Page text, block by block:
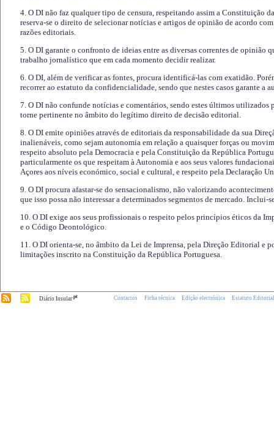
4. O DI não faz qualquer tipo de censura, respeitando assim a Constituição
reserva-se o direito de selecionar notícias e artigos de opinião de acordo
razões editoriais.
5. O DI garante o confronto de ideias entre as diversas correntes de opinião
trabalho jornalístico que em cada momento decidir realizar.
6. O DI, além de verificar as fontes, procura identificá-las com exatidão.
recorrer ao estatuto da confidencialidade, sendo que nestes casos garante a
7. O DI não confunde notícias e comentários, sendo estes últimos utilizados
torne pertinente no âmbito do legítimo direito de decisão editorial.
8. O DI emite opiniões através de editoriais da responsabilidade da sua
inalienáveis, como sejam autonomia em relação a quaisquer forças ou
respeito absoluto pela Democracia e pela Constituição da República
particularmente os que respeitam à Autonomia e aos seus valores
Açores aos níveis económico, social e cultural, e respeito pela Declaração
9. O DI procura afastar-se do sensacionalismo, não valorizando
que isso possa não interessar a determinados segmentos de mercado.
10. O DI exige aos seus profissionais o respeito pelos princípios éticos da
e o Código Deontológico.
11. O DI orienta-se, no âmbito da Lei de Imprensa, pela Direção Editorial e
limitações inscrito na Constituição da República Portuguesa.
Diário Insular.pt Contactos Ficha técnica Edição electrónica Estatuto Editorial